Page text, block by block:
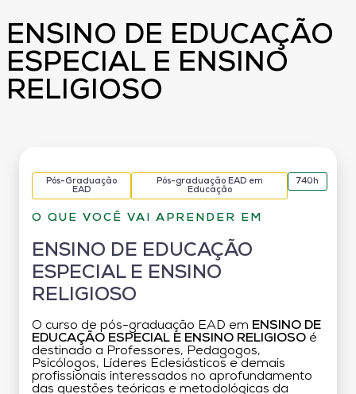
ENSINO DE EDUCAÇÃO
ESPECIAL E ENSINO
RELIGIOSO
Pós-Graduação
EAD
Pós-graduação EAD em
Educação
740h
O QUE VOCÊ VAI APRENDER EM
ENSINO DE EDUCAÇÃO
ESPECIAL E ENSINO
RELIGIOSO
O curso de pós-graduação EAD em ENSINO DE
EDUCAÇÃO ESPECIAL E ENSINO RELIGIOSO é
destinado a Professores, Pedagogos,
Psicólogos, Líderes Eclesiásticos e demais
profissionais interessados no aprofundamento
das questões teóricas e metodológicas da